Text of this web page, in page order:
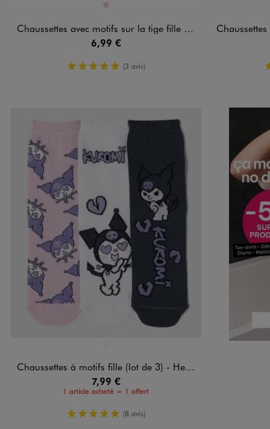
Disponible en 1 colorisROSE
Chaussettes avec motifs sur la tige fille (lot de 3) - K-Pop Demon Hunters
6,99 €
5/5 de moyenne
(3 avis)
Chaussettes
Chaussettes à motifs fille (lot de 3) - Hello Kitty and friends
7,99 €
1 article acheté = 1 offert
5/5 de moyenne
(8 avis)